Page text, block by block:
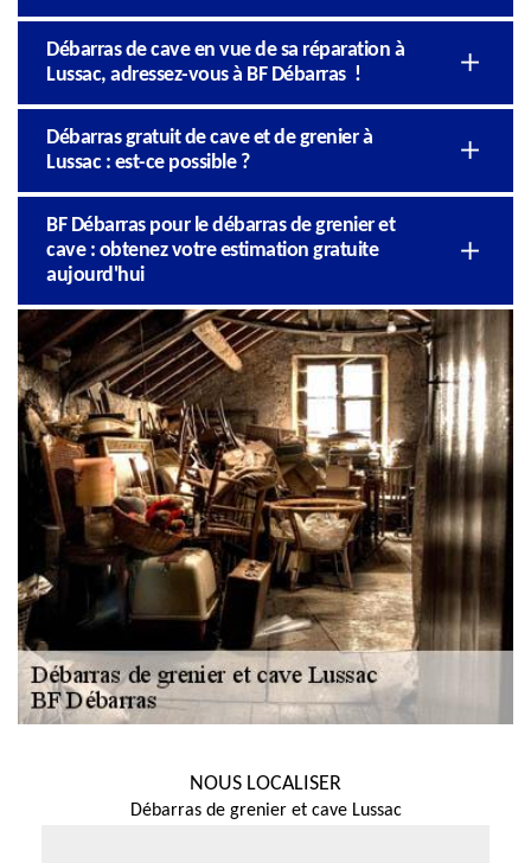
Débarras de cave en vue de sa réparation à
Lussac, adressez-vous à BF Débarras !
Débarras gratuit de cave et de grenier à
Lussac : est-ce possible ?
BF Débarras pour le débarras de grenier et
cave : obtenez votre estimation gratuite
aujourd'hui
NOUS LOCALISER
Débarras de grenier et cave Lussac